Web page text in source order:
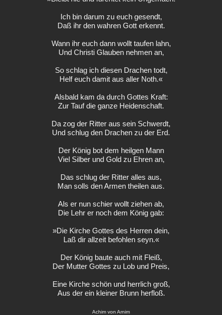
Ich bin darum zu euch gesendt,
Daß ihr den wahren Gott erkennt.
Wann ihr euch dann wollt taufen lahn,
Und Christi Glauben nehmen an,
So schlag ich diesen Drachen todt,
Helf euch damit aus aller Noth.«
Alsbald kam da durch Gottes Kraft:
Zur Tauf die ganze Heidenschaft.
Da zog der Ritter aus sein Schwerdt,
Und schlug den Drachen zu der Erd.
Der König bot dem heilgen Mann
Viel Silber und Gold zu Ehren an,
Das schlug der Ritter alles aus,
Man solls den Armen theilen aus.
Als er nun schier wollt ziehen ab,
Die Lehr er noch dem König gab:
»Die Kirche Gottes des Herren dein,
Laß dir allzeit befohlen seyn.«
Der König baute auch mit Fleiß,
Der Mutter Gottes zu Lob und Preis,
Eine Kirche schön und herrlich groß,
Aus der ein kleiner Brunn herfloß.
Achim von Arnim